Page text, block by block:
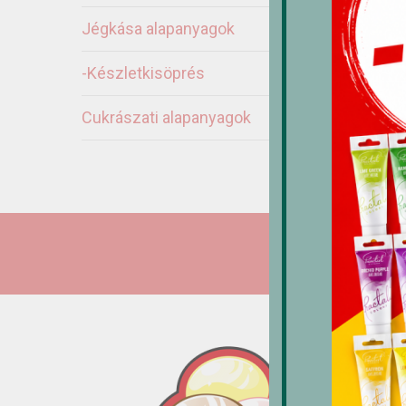
Jégkása alapanyagok
-Készletkisöprés
Cukrászati alapanyagok